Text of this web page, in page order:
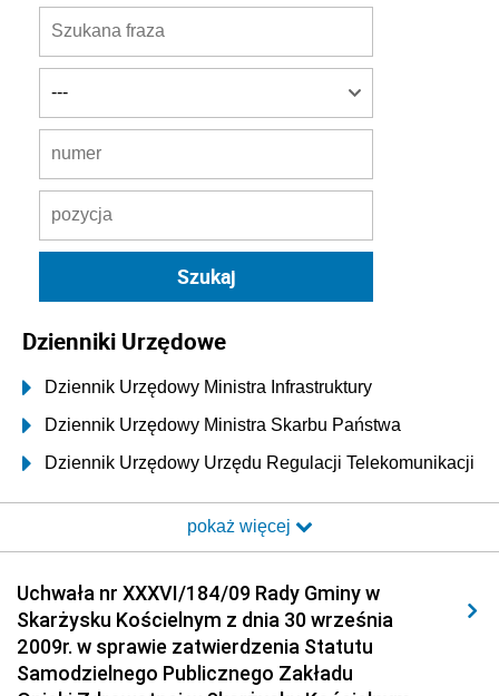
Dzienniki Urzędowe
Dziennik Urzędowy Ministra Infrastruktury
Dziennik Urzędowy Ministra Skarbu Państwa
Dziennik Urzędowy Urzędu Regulacji Telekomunikacji
Dziennik Urzędowy Ministra Transportu i Budownictwa
Elektronicznej
Dziennik Urzędowy Ministra Spraw Wewnętrznych i
Administracji
pokaż więcej
Uchwała nr XXXVI/184/09 Rady Gminy w
Skarżysku Kościelnym z dnia 30 września
2009r. w sprawie zatwierdzenia Statutu
Samodzielnego Publicznego Zakładu